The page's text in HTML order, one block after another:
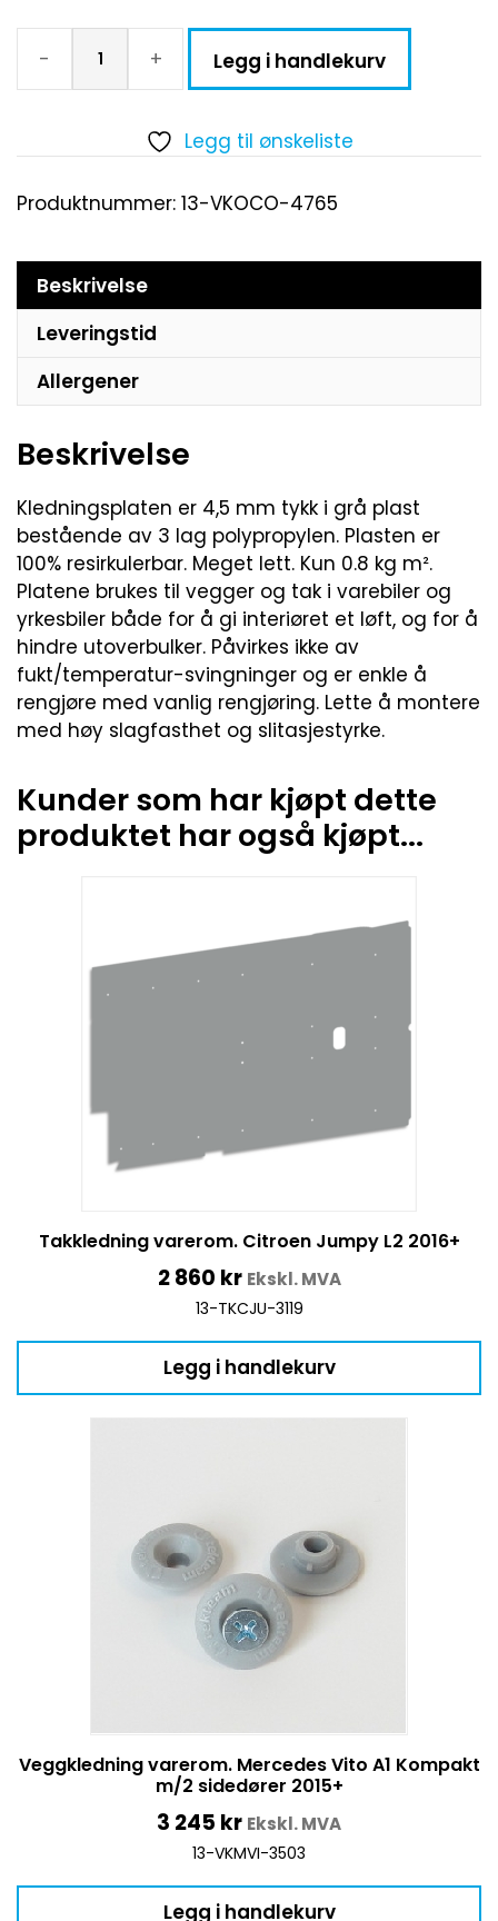
- + Legg i handlekurv
Legg til ønskeliste
Produktnummer: 13-VKOCO-4765
Beskrivelse
Leveringstid
Allergener
Beskrivelse
Kledningsplaten er 4,5 mm tykk i grå plast
bestående av 3 lag polypropylen. Plasten er
100% resirkulerbar. Meget lett. Kun 0.8 kg m².
Platene brukes til vegger og tak i varebiler og
yrkesbiler både for å gi interiøret et løft, og for å
hindre utoverbulker. Påvirkes ikke av
fukt/temperatur-svingninger og er enkle å
rengjøre med vanlig rengjøring. Lette å montere
med høy slagfasthet og slitasjestyrke.
Kunder som har kjøpt dette
produktet har også kjøpt...
Takkledning varerom. Citroen Jumpy L2 2016+
2 860 kr Ekskl. MVA
13-TKCJU-3119
Legg i handlekurv
Veggkledning varerom. Mercedes Vito A1 Kompakt
m/2 sidedører 2015+
3 245 kr Ekskl. MVA
13-VKMVI-3503
Legg i handlekurv